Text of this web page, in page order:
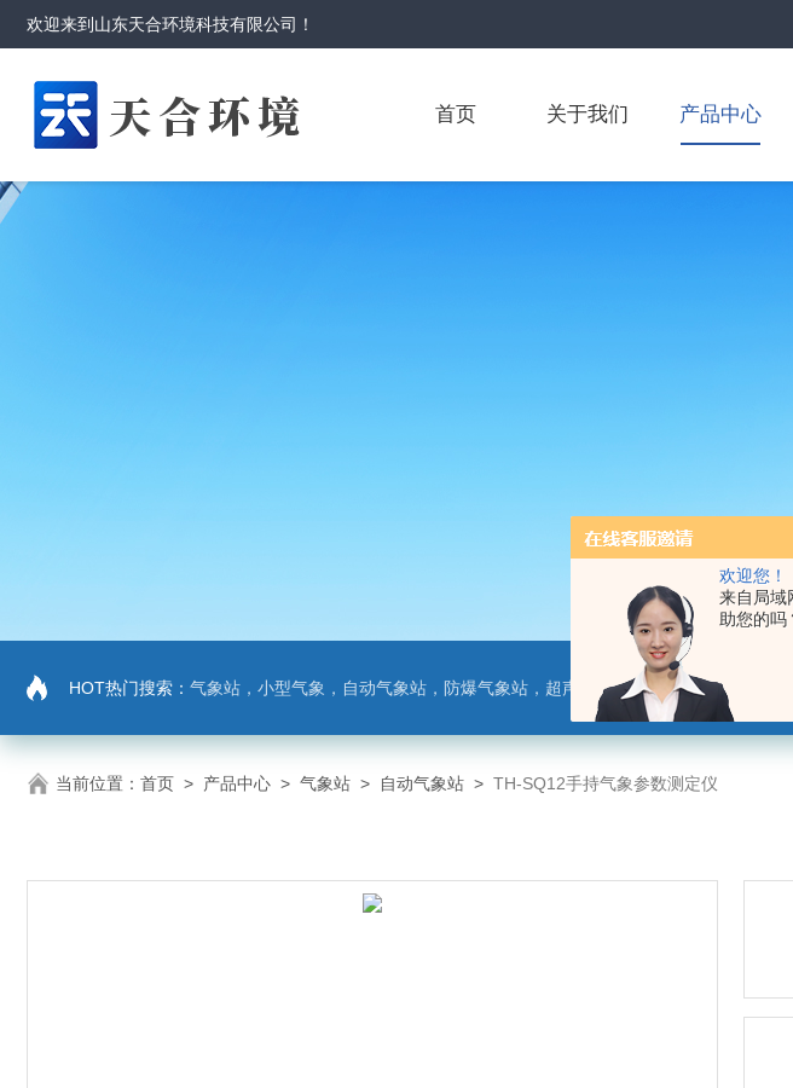
欢迎您！
来自局域
助您的吗
欢迎来到 山东天合环境科技有限公司 ！
首页 关于我们 产品中心
HOT热门搜索： 气象站，小型气象，自动气象站，防爆气象站，超声波气象站，土壤墒情监测站，负氧离子监测站，微气象传感器，便携气象站，手持气象站，水
当前位置： 首页 > 产品中心 > 气象站 > 自动气象站 > TH-SQ12手持气象参数测定仪